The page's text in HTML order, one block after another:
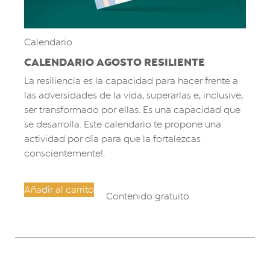
Calendario
CALENDARIO AGOSTO RESILIENTE
La resiliencia es la capacidad para hacer frente a
las adversidades de la vida, superarlas e, inclusive,
ser transformado por ellas. Es una capacidad que
se desarrolla. Este calendario te propone una
actividad por día para que la fortalezcas
conscientemente!.
Contenido gratuito
Añadir al carrito